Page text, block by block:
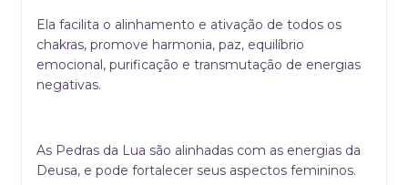
Ela facilita o alinhamento e ativação de todos os
chakras, promove harmonia, paz, equilíbrio
emocional, purificação e transmutação de energias
negativas.
As Pedras da Lua são alinhadas com as energias da
Deusa, e pode fortalecer seus aspectos femininos.